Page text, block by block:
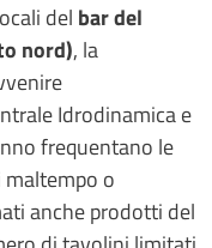
del bar del
nord), la
Idrodinamica e
frequentano le
maltempo o
anche prodotti del